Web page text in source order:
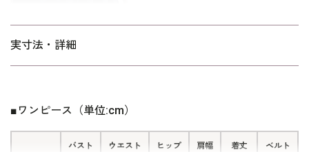
「標準」に比べて、ウエストを中心にゆとりを持たせています。
照ください。
実寸法・詳細
■ワンピース（単位:cm）
バスト ウエスト ヒップ 肩幅 着丈 ベルト